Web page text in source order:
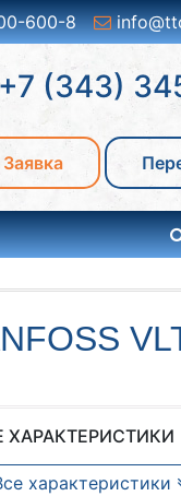
600-8
+7 (343)
Заявка
ХАРАКТЕРИСТИКИ
характеристики